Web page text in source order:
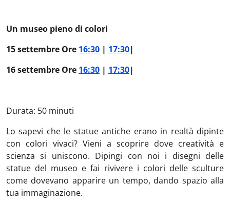
Un museo pieno di colori
15 settembre Ore 16:30 | 17:30|
16 settembre Ore 16:30 | 17:30|
Durata: 50 minuti
Lo sapevi che le statue antiche erano in realtà dipinte
con colori vivaci? Vieni a scoprire dove creatività e
scienza si uniscono. Dipingi con noi i disegni delle
statue del museo e fai rivivere i colori delle sculture
come dovevano apparire un tempo, dando spazio alla
tua immaginazione.